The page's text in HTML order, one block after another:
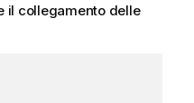
il collegamento delle